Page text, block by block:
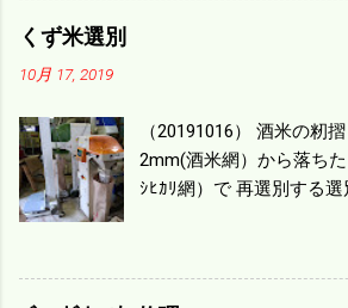
機の容量、籾摺りの能
題で 今の機種で満足し
った時はまだ耕作面積が
のがある。キャビン付
みたいと思う。 町内では
くず米選別
10月 17, 2019
（20191016） 酒米の籾
2mm(酒米網）から落ち
ｼﾋｶﾘ網）で 再選別する
ず米より2倍近い値段に
には手間がかかるので
を随分前からこの方式に